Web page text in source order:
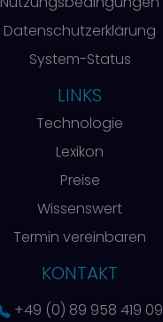
Datenschutzerklärung
System-Status
LINKS
Technologie
Lexikon
Preise
Wissenswert
Termin vereinbaren
KONTAKT
+49 (0) 89 958 419 09